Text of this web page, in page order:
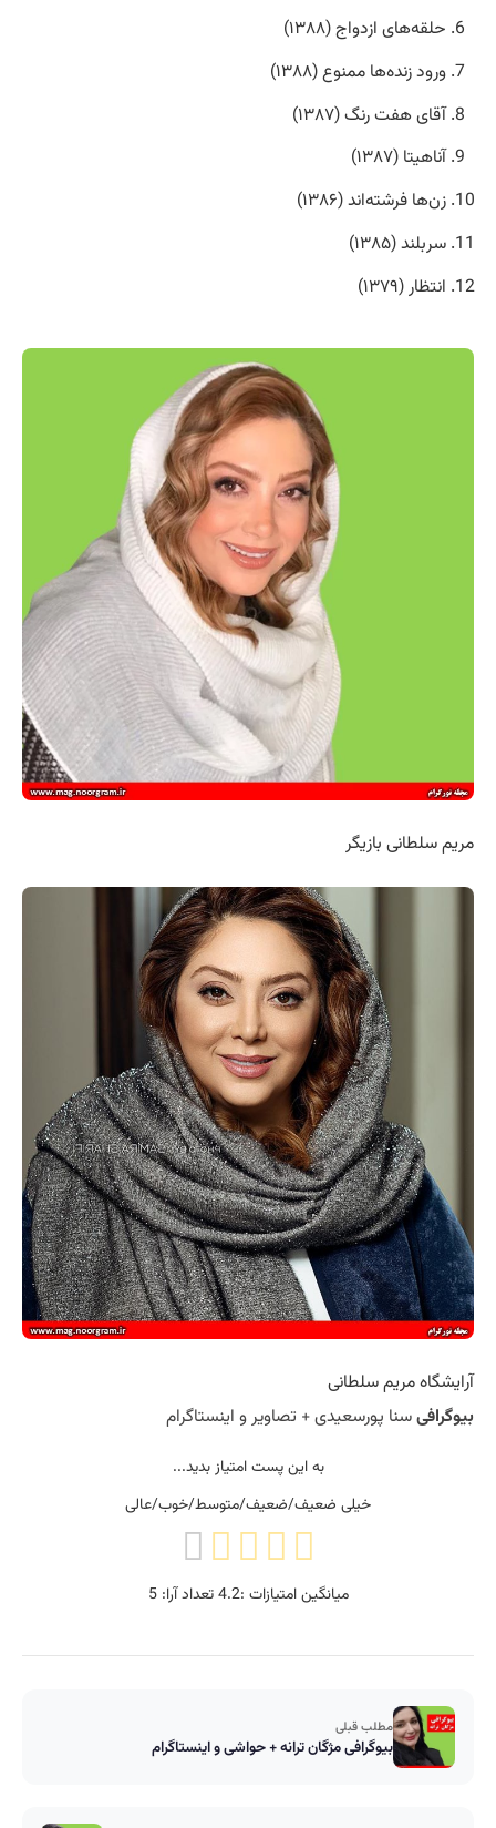
حلقه‌های ازدواج (۱۳۸۸)
ورود زنده‌ها ممنوع (۱۳۸۸)
آقای هفت رنگ (۱۳۸۷)
آناهیتا (۱۳۸۷)
زن‌ها فرشته‌اند (۱۳۸۶)
سربلند (۱۳۸۵)
انتظار (۱۳۷۹)
مریم سلطانی بازیگر
آرایشگاه مریم سلطانی
بیوگرافیسنا پورسعیدی + تصاویر و اینستاگرام
به این پست امتیاز بدید...
خیلی ضعیف/ضعیف/متوسط/خوب/عالی
میانگین امتیازات :4.2تعداد آرا:5
مطلب قبلی
بیوگرافی مژگان ترانه + حواشی و اینستاگرام